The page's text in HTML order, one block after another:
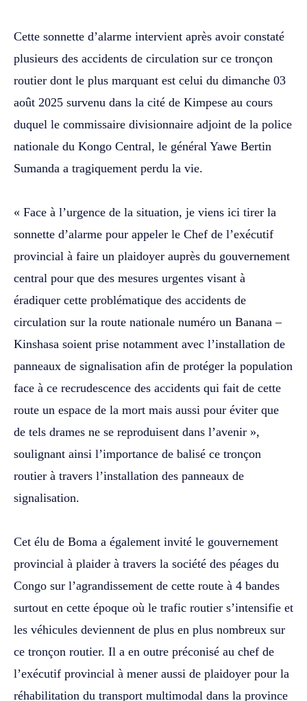
‎Cette sonnette d’alarme intervient après avoir constaté
plusieurs des accidents de circulation sur ce tronçon
routier dont le plus marquant est celui du dimanche 03
août 2025 survenu dans la cité de Kimpese au cours
duquel le commissaire divisionnaire adjoint de la police
nationale du Kongo Central, le général Yawe Bertin
Sumanda a tragiquement perdu la vie.
‎« Face à l’urgence de la situation, je viens ici tirer la
sonnette d’alarme pour appeler le Chef de l’exécutif
provincial à faire un plaidoyer auprès du gouvernement
central pour que des mesures urgentes visant à
éradiquer cette problématique des accidents de
circulation sur la route nationale numéro un Banana –
Kinshasa soient prise notamment avec l’installation de
panneaux de signalisation afin de protéger la population
face à ce recrudescence des accidents qui fait de cette
route un espace de la mort mais aussi pour éviter que
de tels drames ne se reproduisent dans l’avenir »,
soulignant ainsi l’importance de balisé ce tronçon
routier à travers l’installation des panneaux de
signalisation.
‎Cet élu de Boma a également invité le gouvernement
provincial à plaider à travers la société des péages du
Congo sur l’agrandissement de cette route à 4 bandes
surtout en cette époque où le trafic routier s’intensifie et
les véhicules deviennent de plus en plus nombreux sur
ce tronçon routier. Il a en outre préconisé au chef de
l’exécutif provincial à mener aussi de plaidoyer pour la
réhabilitation du transport multimodal dans la province